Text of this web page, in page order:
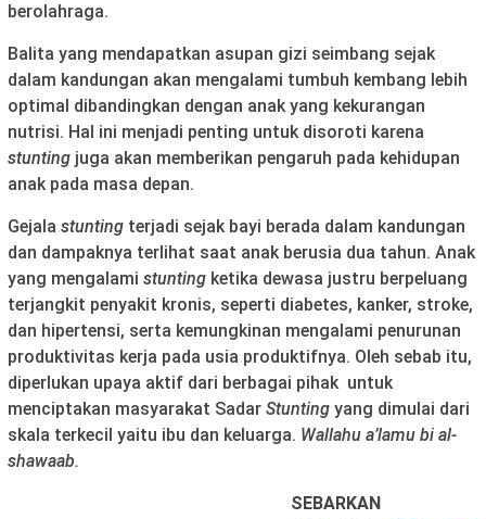
berolahraga.
Balita yang mendapatkan asupan gizi seimbang sejak
dalam kandungan akan mengalami tumbuh kembang lebih
optimal dibandingkan dengan anak yang kekurangan
nutrisi. Hal ini menjadi penting untuk disoroti karena
stunting juga akan memberikan pengaruh pada kehidupan
anak pada masa depan.
Gejala stunting terjadi sejak bayi berada dalam kandungan
dan dampaknya terlihat saat anak berusia dua tahun. Anak
yang mengalami stunting ketika dewasa justru berpeluang
terjangkit penyakit kronis, seperti diabetes, kanker, stroke,
dan hipertensi, serta kemungkinan mengalami penurunan
produktivitas kerja pada usia produktifnya. Oleh sebab itu,
diperlukan upaya aktif dari berbagai pihak untuk
menciptakan masyarakat Sadar Stunting yang dimulai dari
skala terkecil yaitu ibu dan keluarga. Wallahu a’lamu bi al-
shawaab.
SEBARKAN